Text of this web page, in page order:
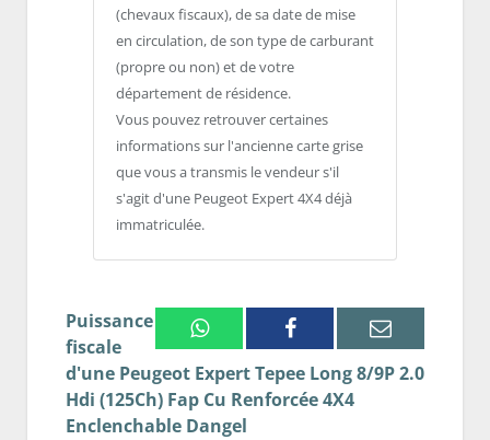
(chevaux fiscaux), de sa date de mise
en circulation, de son type de carburant
(propre ou non) et de votre
département de résidence.
Vous pouvez retrouver certaines
informations sur l'ancienne carte grise
que vous a transmis le vendeur s'il
s'agit d'une Peugeot Expert 4X4 déjà
immatriculée.
WhatsappFacebook Email
Puissance
fiscale
d'une Peugeot Expert Tepee Long 8/9P 2.0
Hdi (125Ch) Fap Cu Renforcée 4X4
Enclenchable Dangel